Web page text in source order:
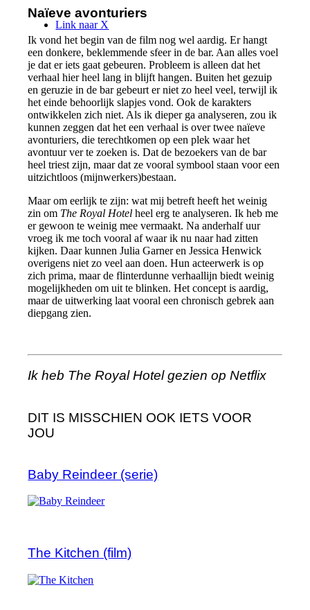
Link naar X
Naïeve avonturiers
Ik vond het begin van de film nog wel aardig. Er hangt
een donkere, beklemmende sfeer in de bar. Aan alles voel
je dat er iets gaat gebeuren. Probleem is alleen dat het
verhaal hier heel lang in blijft hangen. Buiten het gezuip
en geruzie in de bar gebeurt er niet zo heel veel, terwijl ik
het einde behoorlijk slapjes vond. Ook de karakters
ontwikkelen zich niet. Als ik dieper ga analyseren, zou ik
kunnen zeggen dat het een verhaal is over twee naïeve
avonturiers, die terechtkomen op een plek waar het
avontuur ver te zoeken is. Dat de bezoekers van de bar
heel triest zijn, maar dat ze vooral symbool staan voor een
uitzichtloos (mijnwerkers)bestaan.
Maar om eerlijk te zijn: wat mij betreft heeft het weinig
zin om The Royal Hotel heel erg te analyseren. Ik heb me
er gewoon te weinig mee vermaakt. Na anderhalf uur
vroeg ik me toch vooral af waar ik nu naar had zitten
kijken. Daar kunnen Julia Garner en Jessica Henwick
overigens niet zo veel aan doen. Hun acteerwerk is op
zich prima, maar de flinterdunne verhaallijn biedt weinig
mogelijkheden om uit te blinken. Het concept is aardig,
maar de uitwerking laat vooral een chronisch gebrek aan
diepgang zien.
Ik heb The Royal Hotel gezien op Netflix
DIT IS MISSCHIEN OOK IETS VOOR
JOU
Baby Reindeer (serie)
The Kitchen (film)